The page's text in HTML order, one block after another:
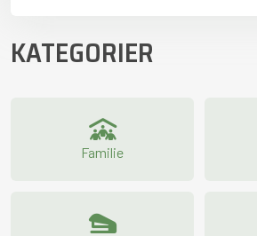
KATEGORIER
Familie